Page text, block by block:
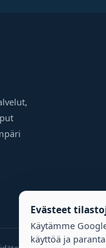
Evästeet
Käytämme
käyttöä ja